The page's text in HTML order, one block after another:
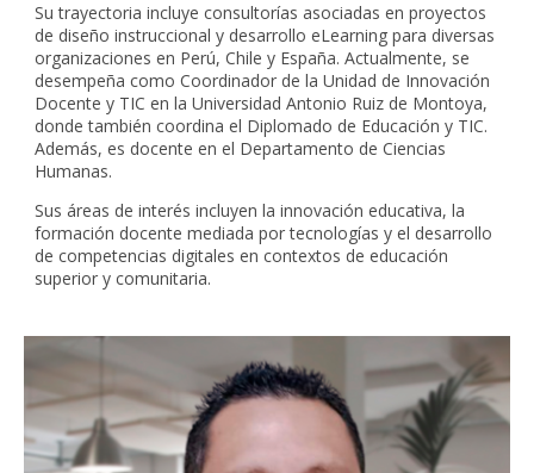
Su trayectoria incluye consultorías asociadas en proyectos
de diseño instruccional y desarrollo eLearning para diversas
organizaciones en Perú, Chile y España. Actualmente, se
desempeña como Coordinador de la Unidad de Innovación
Docente y TIC en la Universidad Antonio Ruiz de Montoya,
donde también coordina el Diplomado de Educación y TIC.
Además, es docente en el Departamento de Ciencias
Humanas.
Sus áreas de interés incluyen la innovación educativa, la
formación docente mediada por tecnologías y el desarrollo
de competencias digitales en contextos de educación
superior y comunitaria.